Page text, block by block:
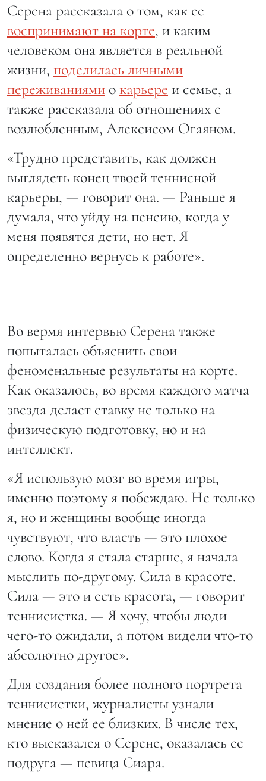
Серена рассказала о том, как ее
воспринимают на корте, и каким
человеком она является в реальной
жизни, поделилась личными
переживаниями о карьере и семье, а
также рассказала об отношениях с
возлюбленным, Алексисом Огаяном.
«Трудно представить, как должен
выглядеть конец твоей теннисной
карьеры, — говорит она. — Раньше я
думала, что уйду на пенсию, когда у
меня появятся дети, но нет. Я
определенно вернусь к работе».
Во вермя интервью Серена также
попыталась объяснить свои
феноменальные результаты на корте.
Как оказалось, во время каждого матча
звезда делает ставку не только на
физическую подготовку, но и на
интеллект.
«Я использую мозг во время игры,
именно поэтому я побеждаю. Не только
я, но и женщины вообще иногда
чувствуют, что власть — это плохое
слово. Когда я стала старше, я начала
мыслить по-другому. Сила в красоте.
Сила — это и есть красота, — говорит
теннисистка. — Я хочу, чтобы люди
чего-то ожидали, а потом видели что-то
абсолютно другое».
Для создания более полного портрета
теннисистки, журналисты узнали
мнение о ней ее близких. В числе тех,
кто высказался о Серене, оказалась ее
подруга — певица Сиара.